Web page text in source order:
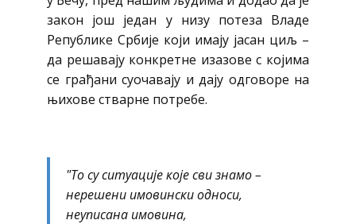
закон још један у низу потеза Владе
Републике Србије који имају јасан циљ –
да решавају конкретне изазове с којима
се грађани суочавају и дају одговоре на
њихове стварне потребе.
"То су ситуације које сви знамо –
нерешени имовински односи,
неуписана имовина,